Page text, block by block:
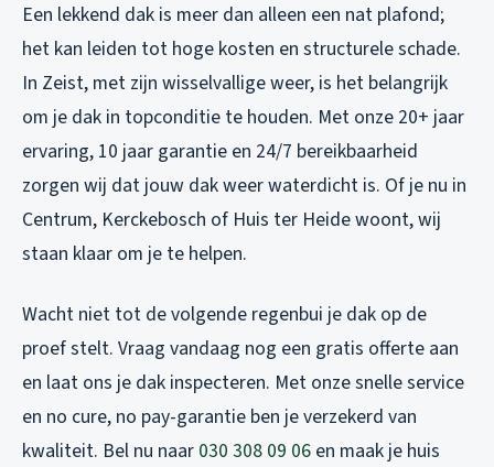
Een lekkend dak is meer dan alleen een nat plafond;
het kan leiden tot hoge kosten en structurele schade.
In Zeist, met zijn wisselvallige weer, is het belangrijk
om je dak in topconditie te houden. Met onze 20+ jaar
ervaring, 10 jaar garantie en 24/7 bereikbaarheid
zorgen wij dat jouw dak weer waterdicht is. Of je nu in
Centrum, Kerckebosch of Huis ter Heide woont, wij
staan klaar om je te helpen.
Wacht niet tot de volgende regenbui je dak op de
proef stelt. Vraag vandaag nog een gratis offerte aan
en laat ons je dak inspecteren. Met onze snelle service
en no cure, no pay-garantie ben je verzekerd van
kwaliteit. Bel nu naar 030 308 09 06 en maak je huis